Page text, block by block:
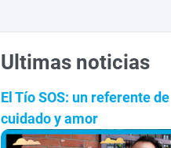
Ultimas noticias
El Tío SOS: un referente de
cuidado y amor